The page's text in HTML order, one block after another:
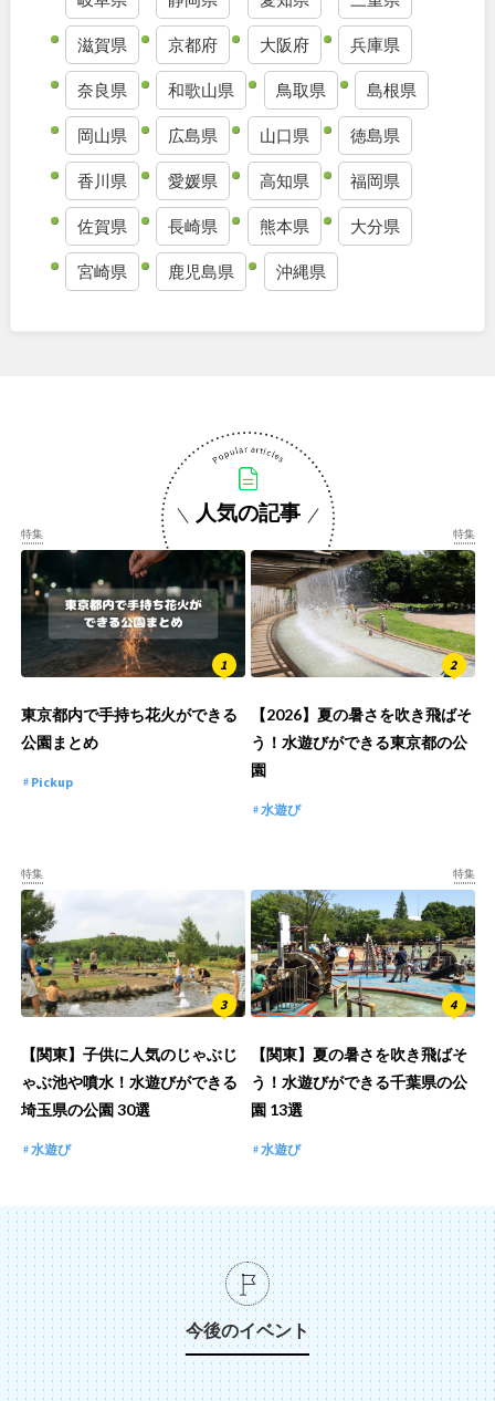
滋賀県 京都府 大阪府 兵庫県
奈良県 和歌山県 鳥取県 島根県
岡山県 広島県 山口県 徳島県
香川県 愛媛県 高知県 福岡県
佐賀県 長崎県 熊本県 大分県
宮崎県 鹿児島県 沖縄県
人気の記事
特集
東京都内で手持ち花火ができる
公園まとめ
Pickup
特集
【2026】夏の暑さを吹き飛ばそ
う！水遊びができる東京都の公
園
水遊び
特集
【関東】子供に人気のじゃぶじ
ゃぶ池や噴水！水遊びができる
埼玉県の公園 30選
水遊び
特集
【関東】夏の暑さを吹き飛ばそ
う！水遊びができる千葉県の公
園 13選
水遊び
今後のイベント